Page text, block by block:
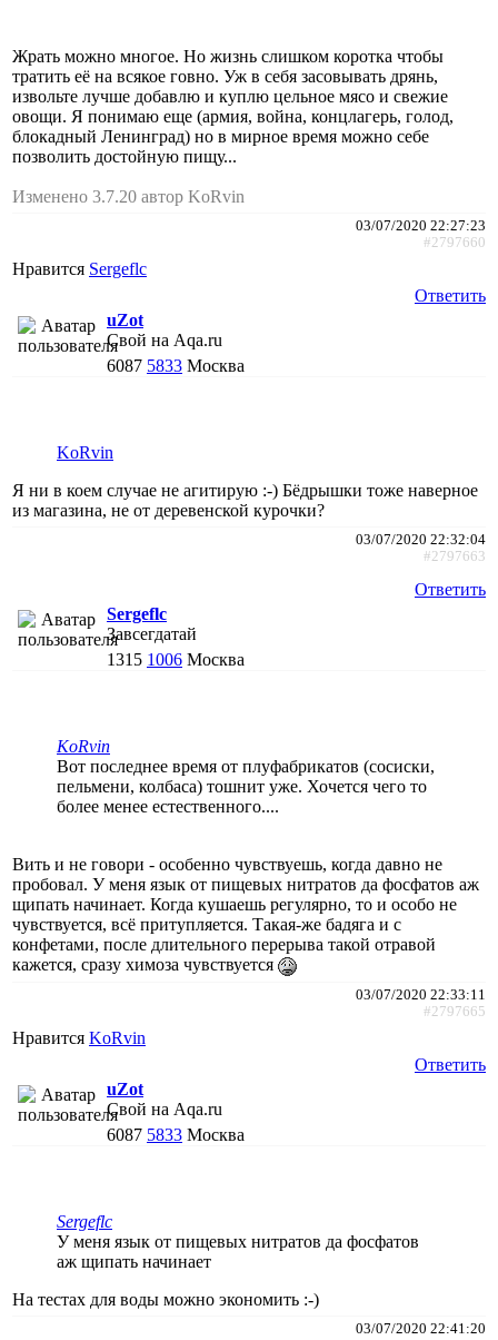
Жрать можно многое. Но жизнь слишком коротка чтобы
тратить её на всякое говно. Уж в себя засовывать дрянь,
извольте лучше добавлю и куплю цельное мясо и свежие
овощи. Я понимаю еще (армия, война, концлагерь, голод,
блокадный Ленинград) но в мирное время можно себе
позволить достойную пищу...
Изменено 3.7.20 автор KoRvin
03/07/2020 22:27:23
#2797660
Нравится Sergeflc
Ответить
uZot
Свой на Aqa.ru
6087 5833 Москва
KoRvin
Я ни в коем случае не агитирую :-) Бёдрышки тоже наверное
из магазина, не от деревенской курочки?
03/07/2020 22:32:04
#2797663
Ответить
Sergeflc
Завсегдатай
1315 1006 Москва
KoRvin
Вот последнее время от плуфабрикатов (сосиски,
пельмени, колбаса) тошнит уже. Хочется чего то
более менее естественного....
Вить и не говори - особенно чувствуешь, когда давно не
пробовал. У меня язык от пищевых нитратов да фосфатов аж
щипать начинает. Когда кушаешь регулярно, то и особо не
чувствуется, всё притупляется. Такая-же бадяга и с
конфетами, после длительного перерыва такой отравой
кажется, сразу химоза чувствуется
03/07/2020 22:33:11
#2797665
Нравится KoRvin
Ответить
uZot
Свой на Aqa.ru
6087 5833 Москва
Sergeflc
У меня язык от пищевых нитратов да фосфатов
аж щипать начинает
На тестах для воды можно экономить :-)
03/07/2020 22:41:20